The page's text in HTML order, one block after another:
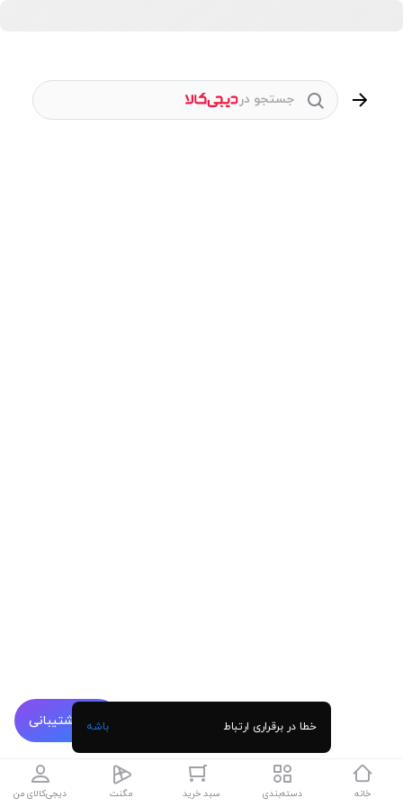
پشتیبانی
جستجو در
خانه دسته‌بندی سبد خرید مگنت دیجی‌کالای من
خطا در برقراری ارتباط باشه